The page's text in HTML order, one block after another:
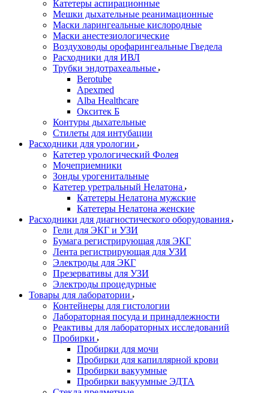
Катетеры аспирационные
Мешки дыхательные реанимационные
Маски ларингеальные кислородные
Маски анестезиологические
Воздуховоды орофарингеальные Гведела
Расходники для ИВЛ
Трубки эндотрахеальные
Berotube
Apexmed
Alba Healthcare
Окситек Б
Контуры дыхательные
Стилеты для интубации
Расходники для урологии
Катетер урологический Фолея
Мочеприемники
Зонды урогенитальные
Катетер уретральный Нелатона
Катетеры Нелатона мужские
Катетеры Нелатона женские
Расходники для диагностического оборудования
Гели для ЭКГ и УЗИ
Бумага регистрирующая для ЭКГ
Лента регистрирующая для УЗИ
Электроды для ЭКГ
Презервативы для УЗИ
Электроды процедурные
Товары для лаборатории
Контейнеры для гистологии
Лабораторная посуда и принадлежности
Реактивы для лабораторных исследований
Пробирки
Пробирки для мочи
Пробирки для капиллярной крови
Пробирки вакуумные
Пробирки вакуумные ЭДТА